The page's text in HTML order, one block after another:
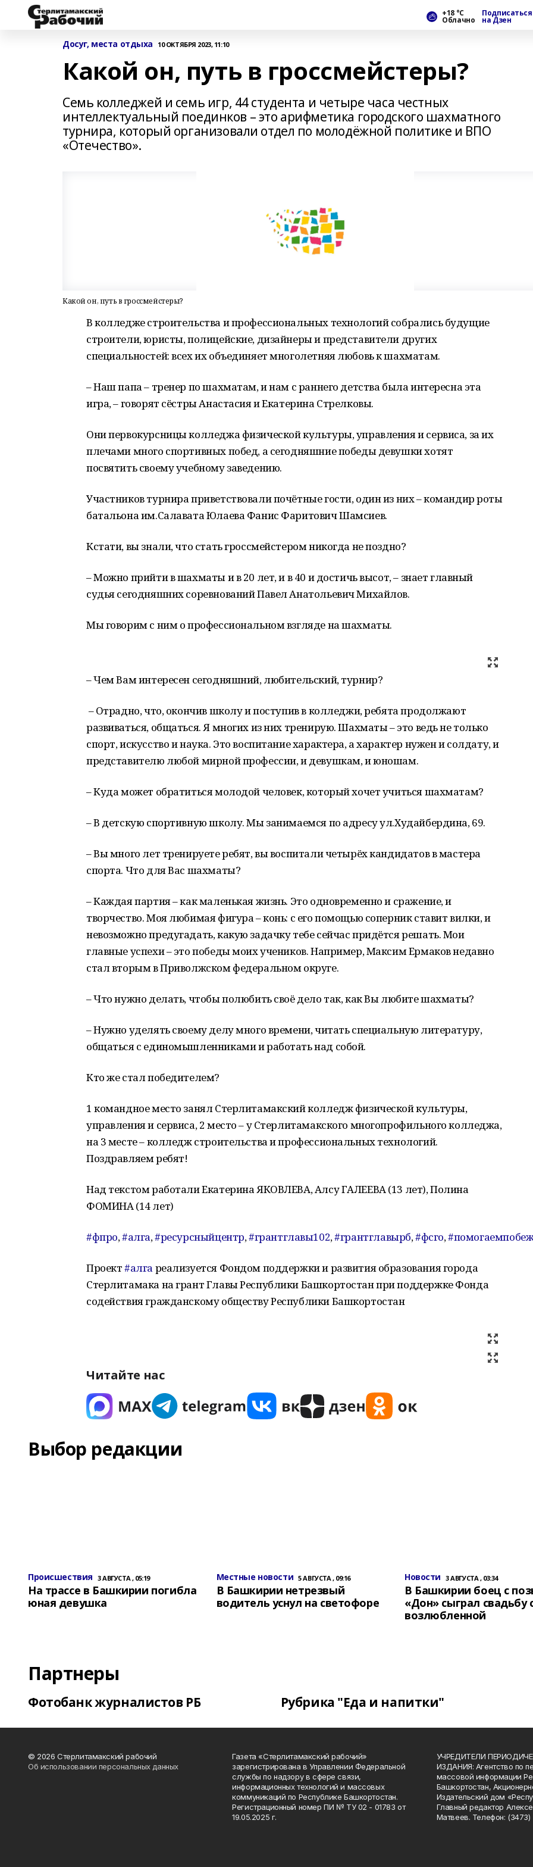
+18 °С
Облачно
Подписаться
на Дзен
Досуг, места отдыха 10 ОКТЯБРЯ 2023, 11:10
Какой он, путь в гроссмейстеры?
Семь колледжей и семь игр, 44 студента и четыре часа честных
интеллектуальный поединков – это арифметика городского шахматного
турнира, который организовали отдел по молодёжной политике и ВПО
«Отечество».
Какой он, путь в гроссмейстеры?
В колледже строительства и профессиональных технологий собрались будущие
строители, юристы, полицейские, дизайнеры и представители других
специальностей: всех их объединяет многолетняя любовь к шахматам.
– Наш папа – тренер по шахматам, и нам с раннего детства была интересна эта
игра, – говорят сёстры Анастасия и Екатерина Стрелковы.
Они первокурсницы колледжа физической культуры, управления и сервиса, за их
плечами много спортивных побед, а сегодняшние победы девушки хотят
посвятить своему учебному заведению.
Участников турнира приветствовали почётные гости, один из них – командир роты
батальона им.Салавата Юлаева Фанис Фаритович Шамсиев.
Кстати, вы знали, что стать гроссмейстером никогда не поздно?
– Можно прийти в шахматы и в 20 лет, и в 40 и достичь высот, – знает главный
судья сегодняшних соревнований Павел Анатольевич Михайлов.
Мы говорим с ним о профессиональном взгляде на шахматы.
– Чем Вам интересен сегодняшний, любительский, турнир?
– Отрадно, что, окончив школу и поступив в колледжи, ребята продолжают
развиваться, общаться. Я многих из них тренирую. Шахматы – это ведь не только
спорт, искусство и наука. Это воспитание характера, а характер нужен и солдату, и
представителю любой мирной профессии, и девушкам, и юношам.
– Куда может обратиться молодой человек, который хочет учиться шахматам?
– В детскую спортивную школу. Мы занимаемся по адресу ул.Худайбердина, 69.
– Вы много лет тренируете ребят, вы воспитали четырёх кандидатов в мастера
спорта. Что для Вас шахматы?
– Каждая партия – как маленькая жизнь. Это одновременно и сражение, и
творчество. Моя любимая фигура – конь: с его помощью соперник ставит вилки, и
невозможно предугадать, какую задачку тебе сейчас придётся решать. Мои
главные успехи – это победы моих учеников. Например, Максим Ермаков недавно
стал вторым в Приволжском федеральном округе.
– Что нужно делать, чтобы полюбить своё дело так, как Вы любите шахматы?
– Нужно уделять своему делу много времени, читать специальную литературу,
общаться с единомышленниками и работать над собой.
Кто же стал победителем?
1 командное место занял Стерлитамакский колледж физической культуры,
управления и сервиса, 2 место – у Стерлитамакского многопрофильного колледжа,
на 3 месте – колледж строительства и профессиональных технологий.
Поздравляем ребят!
Над текстом работали Екатерина ЯКОВЛЕВА, Алсу ГАЛЕЕВА (13 лет), Полина
ФОМИНА (14 лет)
#фпро,#алга,#ресурсныйцентр,#грантглавы102,#грантглавырб,#фсго,
Проект#алга реализуется Фондом поддержки и развития образования города
Стерлитамака на грант Главы Республики Башкортостан при поддержке Фонда
содействия гражданскому обществу Республики Башкортостан
Читайте нас
Выбор редакции
Происшествия 3 АВГУСТА , 05:19
На трассе в Башкирии погибла
юная девушка
Местные новости 5 АВГУСТА , 09:16
В Башкирии нетрезвый
водитель уснул на светофоре
Новости 3 АВГУСТА , 03:34
В Башкирии боец с
«Дон» сыграл свадьбу
возлюбленной
Партнеры
Фотобанк журналистов РБ Рубрика "Еда и напитки"
© 2026 Стерлитамакский рабочий
Об использовании персональных данных
Газета «Стерлитамакский рабочий»
зарегистрирована в Управлении Федеральной
службы по надзору в сфере связи,
информационных технологий и массовых
коммуникаций по Республике Башкортостан.
Регистрационный номер ПИ № ТУ 02 - 01783 от
19.05.2025 г.
УЧРЕДИТЕЛИ
ИЗДАНИЯ: Агентство по
массовой информации
Башкортостан,
Издательский дом
Главный редактор
Матвеев. Телефон: (3473)